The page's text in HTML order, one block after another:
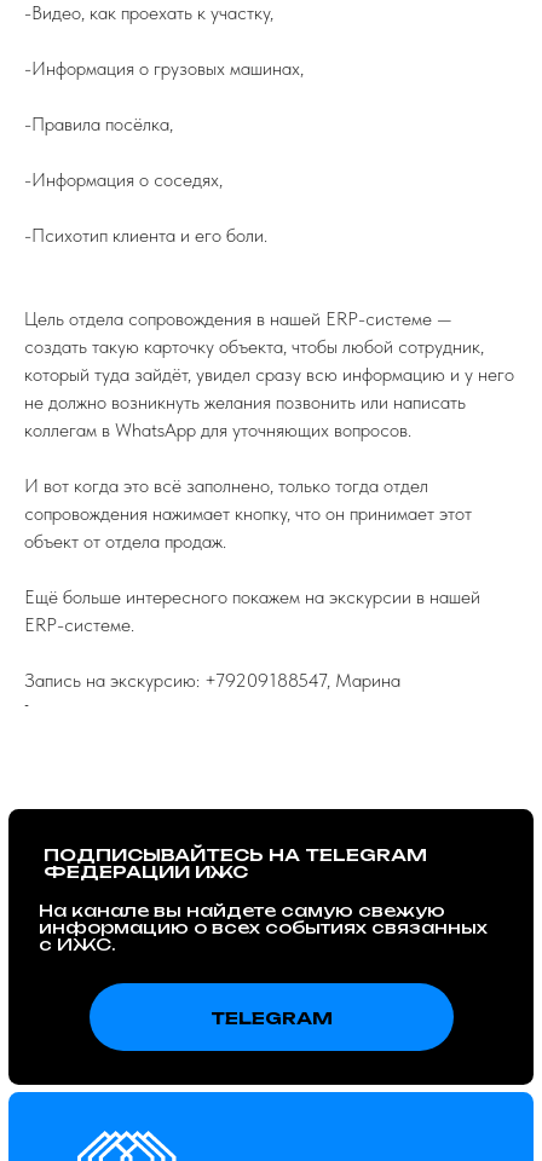
-Видео, как проехать к участку,
-Информация о грузовых машинах,
-Правила посёлка,
-Информация о соседях,
-Психотип клиента и его боли.
Цель отдела сопровождения в нашей ERP-системе —
создать такую карточку объекта, чтобы любой сотрудник,
который туда зайдёт, увидел сразу всю информацию и у него
не должно возникнуть желания позвонить или написать
коллегам в WhatsApp для уточняющих вопросов.
И вот когда это всё заполнено, только тогда отдел
сопровождения нажимает кнопку, что он принимает этот
объект от отдела продаж.
Ещё больше интересного покажем на экскурсии в нашей
ERP-системе.
Запись на экскурсию: +79209188547, Марина
-
Татарстан, город Казань, Центральная ул, д. 39, кв. 19.
Instagram — проект Meta Platforms Inc., деятельность которой
признана экстремистской и запрещена на территории РФ